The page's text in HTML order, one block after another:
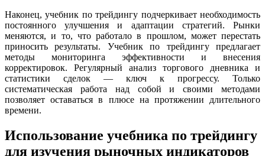
Наконец, учебник по трейдингу подчеркивает необходимость
постоянного улучшения и адаптации стратегий. Рынки
меняются, и то, что работало в прошлом, может перестать
приносить результаты. Учебник по трейдингу предлагает
методы мониторинга эффективности и внесения
корректировок. Регулярный анализ торгового дневника и
статистики сделок — ключ к прогрессу. Только
систематическая работа над собой и своими методами
позволяет оставаться в плюсе на протяжении длительного
времени.
Использование учебника по трейдингу
для изучения рыночных индикаторов